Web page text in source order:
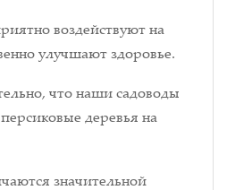
воздействуют на
улучшают здоровье.
что наши садоводы
деревья на
значительной